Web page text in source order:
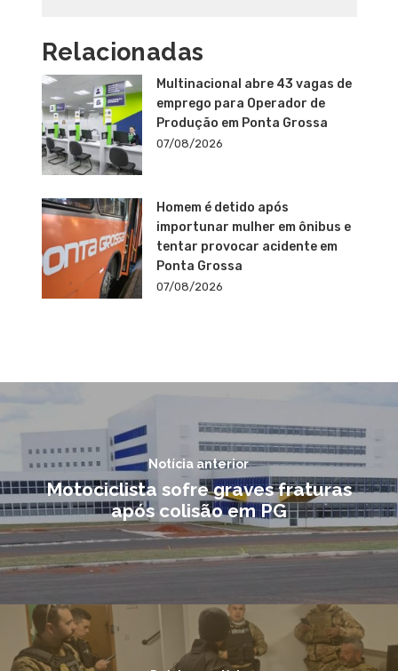
Relacionadas
Multinacional abre 43 vagas de
emprego para Operador de
Produção em Ponta Grossa
07/08/2026
Homem é detido após
importunar mulher em ônibus e
tentar provocar acidente em
Ponta Grossa
07/08/2026
Notícia anterior
Motociclista sofre graves fraturas
após colisão em PG